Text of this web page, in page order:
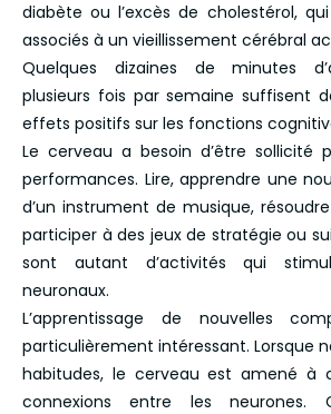
diabète ou l’excès de cholestérol,
associés à un vieillissement cérébral
Quelques dizaines de minutes
plusieurs fois par semaine suffisent
effets positifs sur les fonctions
Le cerveau a besoin d’être sollicité
performances. Lire, apprendre une
d’un instrument de musique,
participer à des jeux de stratégie ou
sont autant d’activités qui
neuronaux.
L’apprentissage de nouvelles
particulièrement intéressant. Lorsque
habitudes, le cerveau est amené à
connexions entre les neurones.